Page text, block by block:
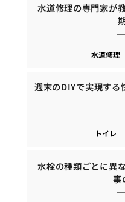
水道修理の専門家が
水道修理
週末のDIYで実現する
トイレ
水栓の種類ごとに異
事